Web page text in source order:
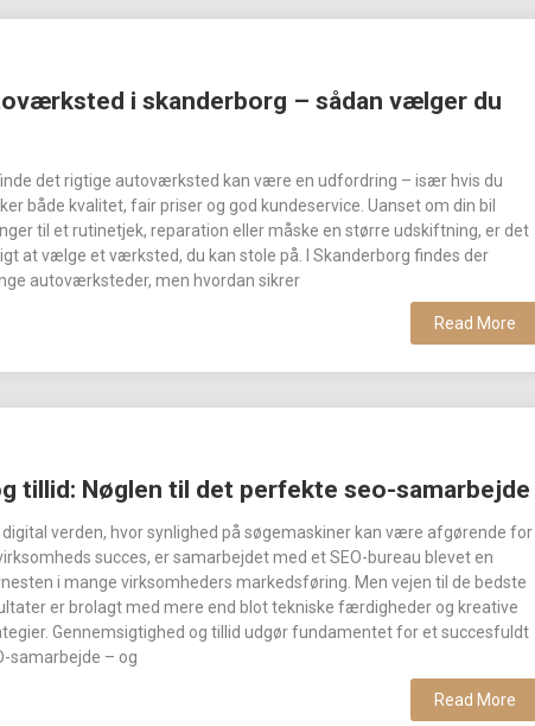
i skanderborg – sådan vælger du
det rigtige autoværksted kan være en udfordring – især hvis du
både kvalitet, fair priser og god kundeservice. Uanset om din bil
til et rutinetjek, reparation eller måske en større udskiftning, er det
at vælge et værksted, du kan stole på. I Skanderborg findes der
autoværksteder, men hvordan sikrer
Read More
tillid: Nøglen til det perfekte seo-samarbejde
digital verden, hvor synlighed på søgemaskiner kan være afgørende for
succes, er samarbejdet med et SEO-bureau blevet en
i mange virksomheders markedsføring. Men vejen til de bedste
er brolagt med mere end blot tekniske færdigheder og kreative
Gennemsigtighed og tillid udgør fundamentet for et succesfuldt
samarbejde – og
Read More